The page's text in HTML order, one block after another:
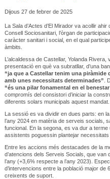
Dijous 27 de febrer de 2025
La Sala d’Actes d’El Mirador va acollir
Consell Sociosanitari, l’òrgan de
caràcter sanitari i social, en el qual
àmbits.
L’alcaldessa de Castellar, Yolanda
presentació en què va subratllar, d’una
“ja que a Castellar tenim una piràmide
amb unes necessitats determinades” .
“és una pilar fonamental en el
compromís del consistori d’iniciar la
diferents solars municipals aquest mandat.
La sessió es va dividir en dues parts: en
l’any 2024 en matèria de serveis socials,
funcional. En la segona, es va dur a
assistents poguessin plantejar
Entre les accions més destacades de la
d’atencions dels Serveis Socials, que
l’any (+3,6% respecte a l’any 2023).
d’intervencions entre la població major de
creixents de suport.